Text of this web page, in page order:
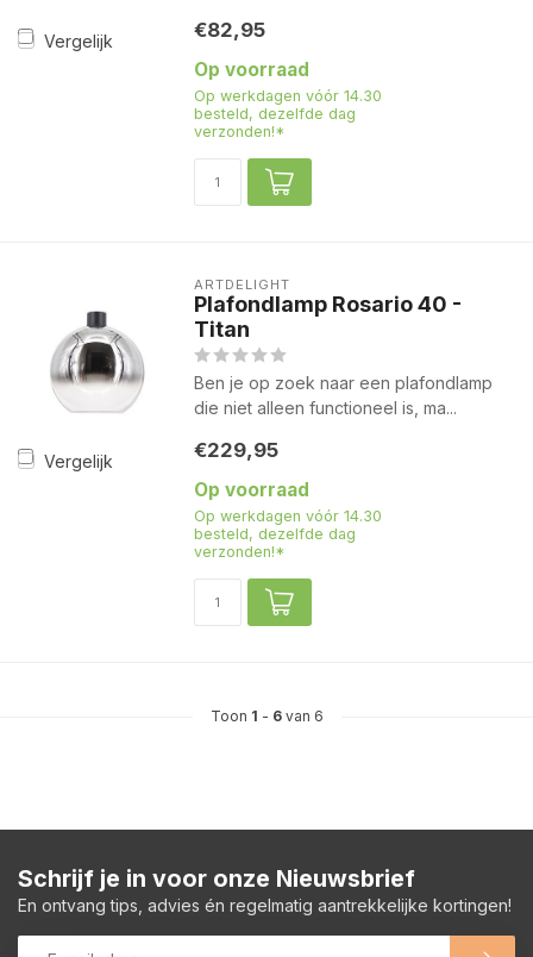
Vergelijk €82,95
Op voorraad
Op werkdagen vóór 14.30
besteld, dezelfde dag
verzonden!*
Vergelijk
ARTDELIGHT
Plafondlamp Rosario 40 -
Titan
Ben je op zoek naar een plafondlamp
die niet alleen functioneel is, ma...
€229,95
Op voorraad
Op werkdagen vóór 14.30
besteld, dezelfde dag
verzonden!*
Toon 1 - 6van 6
Schrijf je in voor onze Nieuwsbrief
En ontvang tips, advies én regelmatig aantrekkelijke kortingen!